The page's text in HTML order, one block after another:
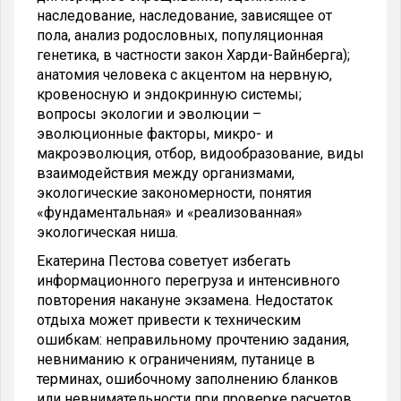
наследование, наследование, зависящее от
пола, анализ родословных, популяционная
генетика, в частности закон Харди-Вайнберга);
анатомия человека с акцентом на нервную,
кровеносную и эндокринную системы;
вопросы экологии и эволюции –
эволюционные факторы, микро- и
макроэволюция, отбор, видообразование, виды
взаимодействия между организмами,
экологические закономерности, понятия
«фундаментальная» и «реализованная»
экологическая ниша.
Екатерина Пестова советует избегать
информационного перегруза и интенсивного
повторения накануне экзамена. Недостаток
отдыха может привести к техническим
ошибкам: неправильному прочтению задания,
невниманию к ограничениям, путанице в
терминах, ошибочному заполнению бланков